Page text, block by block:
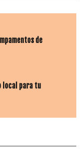
de
local para tu